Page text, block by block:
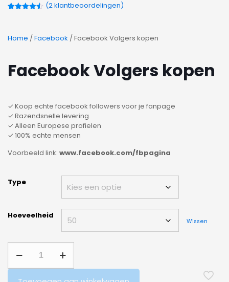
op
klantbeoordelingen
(2klantbeoordelingen)
Home /Facebook / Facebook Volgers kopen
Facebook Volgers kopen
✓ Koop echte facebook followers voor je fanpage
✓ Razendsnelle levering
✓ Alleen Europese profielen
✓ 100% echte mensen
Voorbeeld link: www.facebook.com/fbpagina
Type
Hoeveelheid
Wissen